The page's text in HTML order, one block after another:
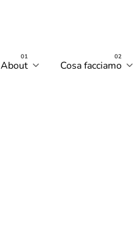
About Cosa facciamo